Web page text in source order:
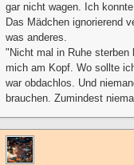
gar nicht wagen. Ich
Das Mädchen ignorierend
was anderes.
"Nicht mal in Ruhe
mich am Kopf. Wo sollte
war obdachlos. Und
brauchen. Zumindest